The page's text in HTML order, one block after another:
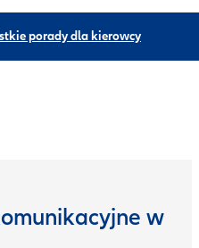
porady dla kierowcy
w